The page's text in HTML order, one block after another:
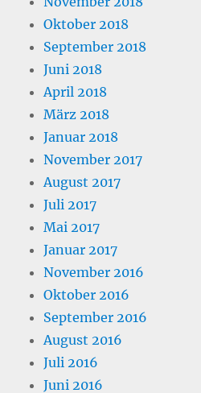
Oktober 2018
September 2018
Juni 2018
April 2018
März 2018
Januar 2018
November 2017
August 2017
Juli 2017
Mai 2017
Januar 2017
November 2016
Oktober 2016
September 2016
August 2016
Juli 2016
Juni 2016